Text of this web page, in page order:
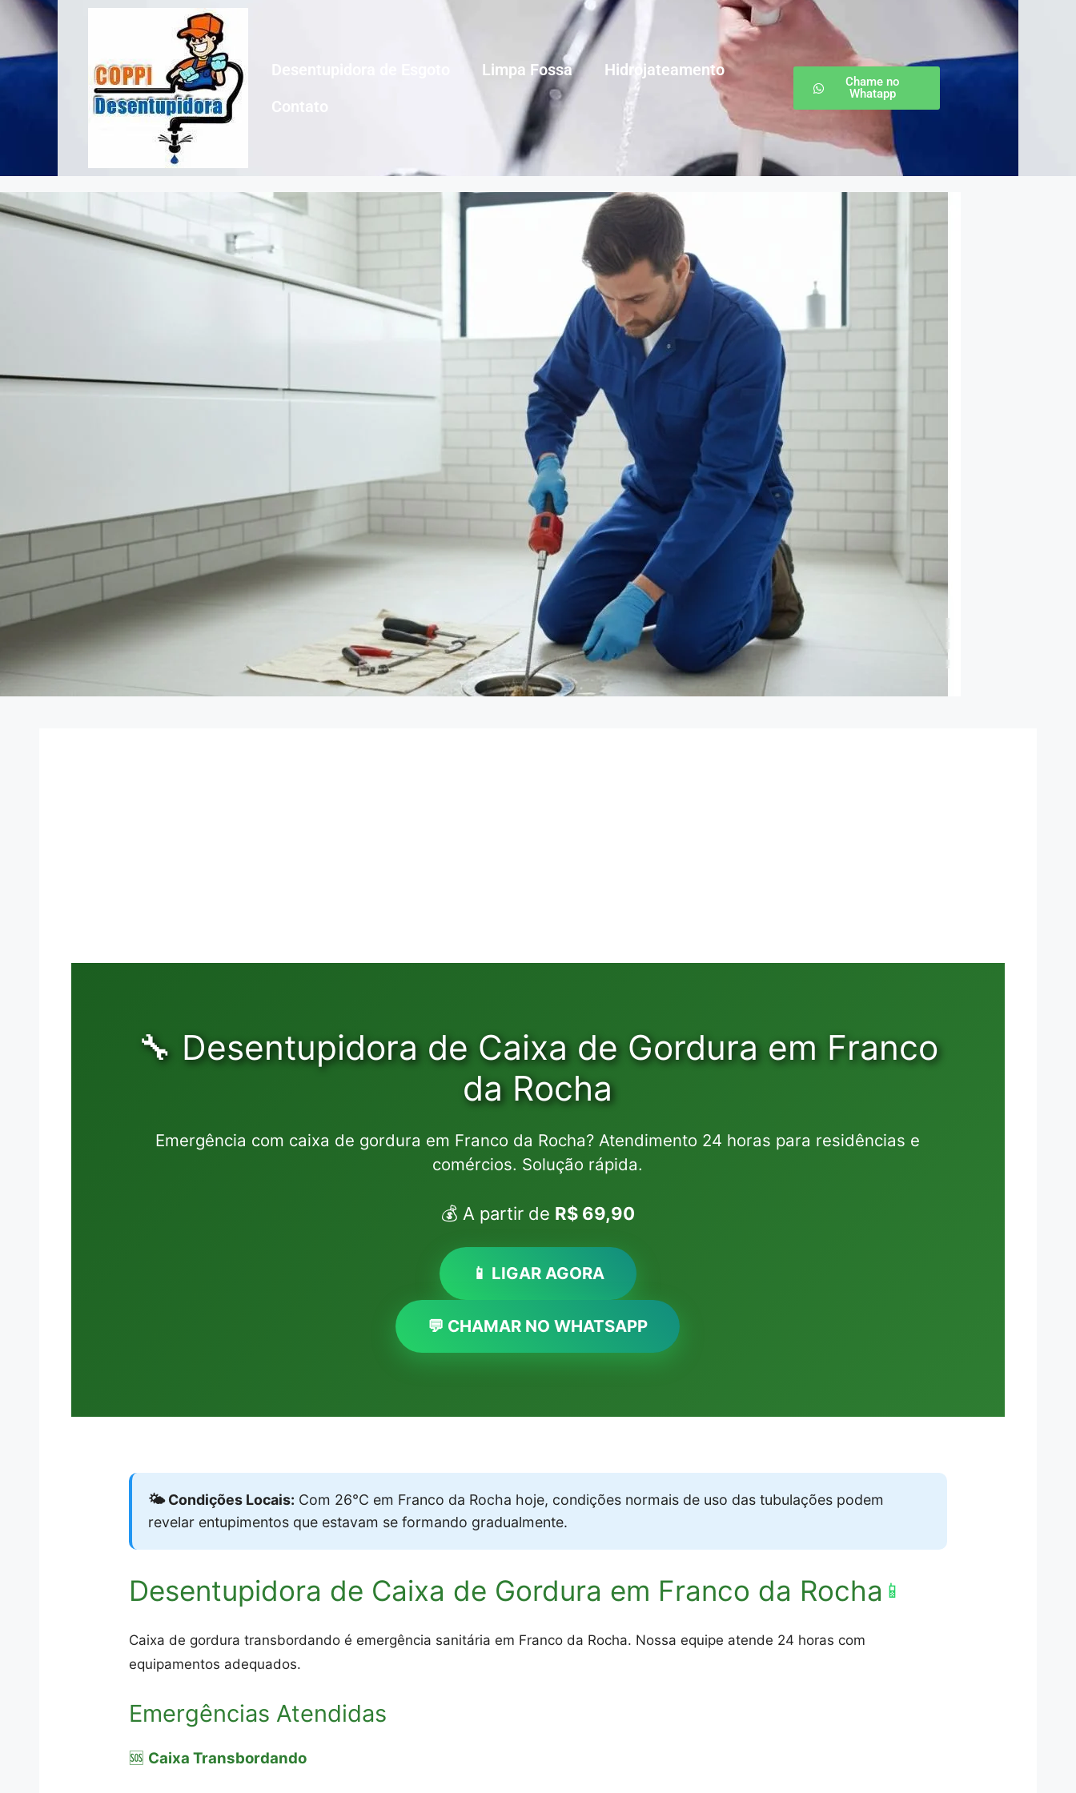
Limpa Fossa
Hidrojateamento
Chame no
Whatapp
🔧 Desentupidora de Caixa de Gordura em Franco
da Rocha
Emergência com caixa de gordura em Franco da Rocha? Atendimento 24 horas para residências e
comércios. Solução rápida.
💰 A partir de R$ 69,90
📱 LIGAR AGORA
💬 CHAMAR NO WHATSAPP
🌤️ Condições Locais: Com 26°C em Franco da Rocha hoje, condições normais de uso das tubulações podem
revelar entupimentos que estavam se formando gradualmente.
Desentupidora de Caixa de Gordura em Franco da Rocha 📱
Caixa de gordura transbordando é emergência sanitária em Franco da Rocha. Nossa equipe atende 24 horas com
equipamentos adequados.
Emergências Atendidas
🆘 Caixa Transbordando